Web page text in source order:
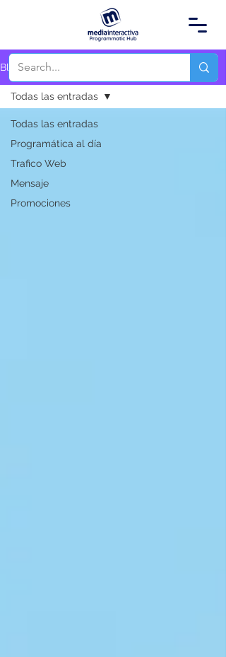
Blog
Todas las entradas
Programática al día
Trafico Web
Mensaje
Promociones
Todas las entradas